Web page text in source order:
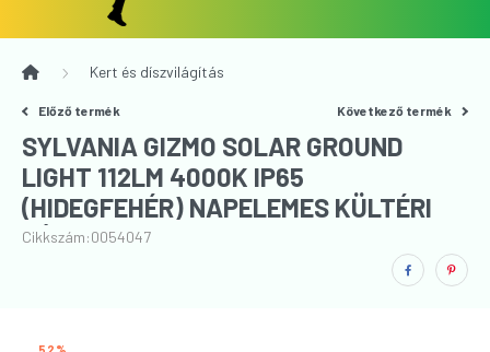
Kert és díszvilágítás
Előző termék Következő termék
SYLVANIA GIZMO SOLAR GROUND
LIGHT 112LM 4000K IP65
(HIDEGFEHÉR) NAPELEMES KÜLTÉRI
LÁMPA
Cikkszám:0054047